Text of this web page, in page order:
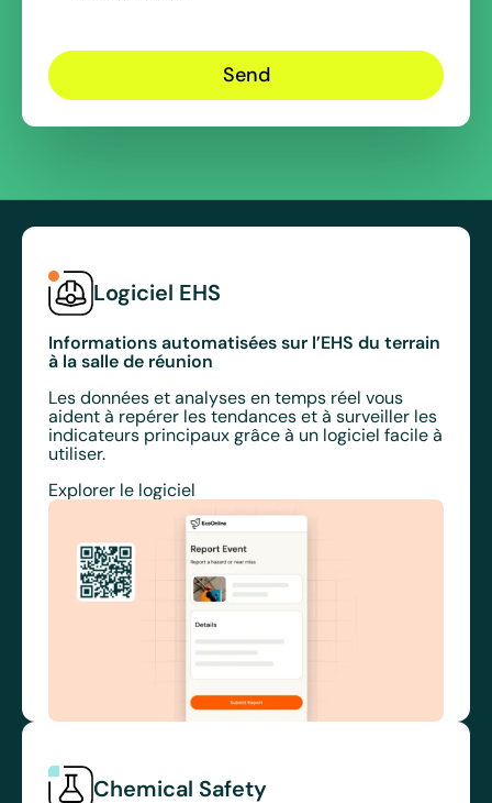
Logiciel EHS
Informations automatisées sur l’EHS du terrain
à la salle de réunion
Les données et analyses en temps réel vous
aident à repérer les tendances et à surveiller les
indicateurs principaux grâce à un logiciel facile à
utiliser.
Explorer le logiciel
Chemical Safety